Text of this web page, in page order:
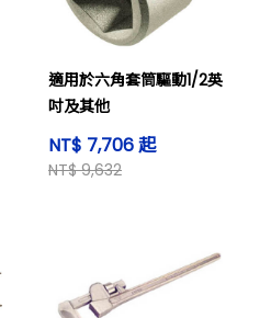
適用於六角套筒驅動1/2英
吋及其他
NT$ 7,706 起
NT$ 9,632